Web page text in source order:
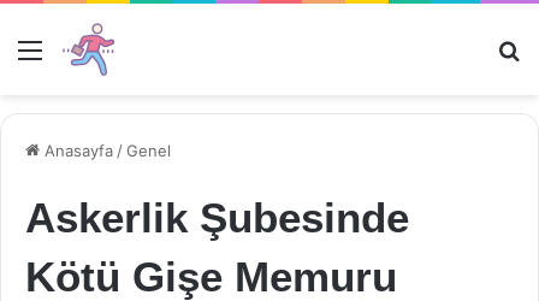
Menü
Anasayfa /Genel
Askerlik Şubesinde
Kötü Gişe Memuru